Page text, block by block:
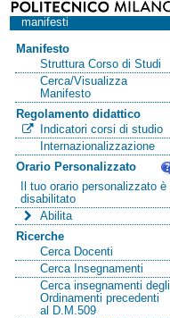
manifesti
Manifesto
Struttura Corso di Studi
Cerca/Visualizza
Manifesto
Regolamento didattico
Indicatori corsi di studio
Internazionalizzazione
Orario Personalizzato
Il tuo orario personalizzato è
disabilitato
Abilita
Ricerche
Cerca Docenti
Cerca Insegnamenti
Cerca insegnamenti degli
Ordinamenti precedenti
al D.M.509